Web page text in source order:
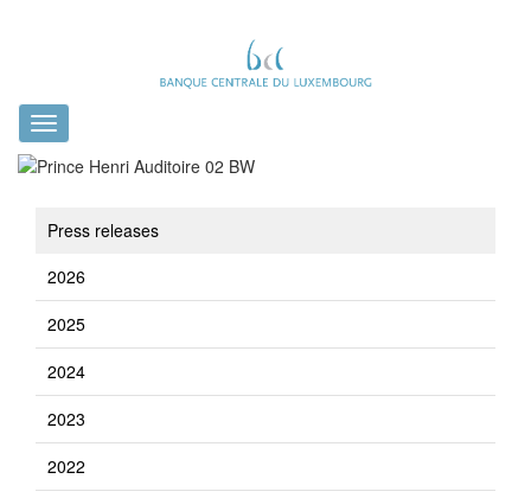
Toggle
navigation
Press releases
2026
2025
2024
2023
2022